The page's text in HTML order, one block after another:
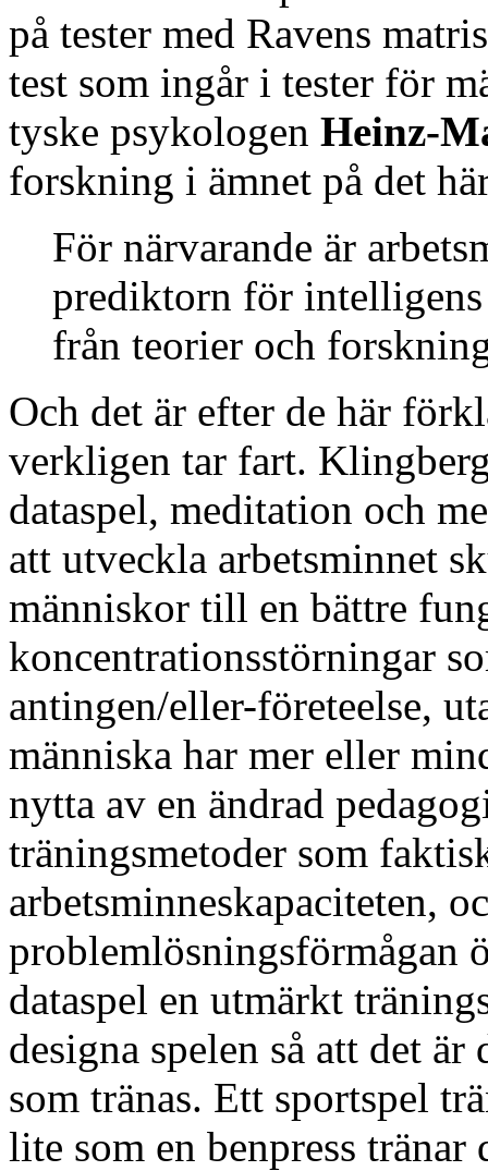
på tester med Ravens
test som ingår i tester för
tyske psykologen Heinz-
forskning i ämnet på det
För närvarande är
prediktorn för
från teorier och
Och det är efter de här
verkligen tar fart.
dataspel, meditation och
att utveckla arbetsminnet
människor till en bättre
koncentrationsstörningar
antingen/eller-företeelse,
människa har mer eller
nytta av en ändrad
träningsmetoder som
arbetsminneskapaciteten,
problemlösningsförmågan
dataspel en utmärkt
designa spelen så att det
som tränas. Ett sportspel
lite som en benpress tränar